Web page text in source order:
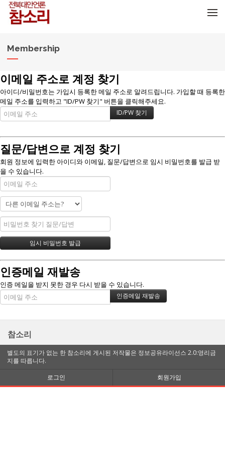
Membership
이메일 주소로 계정 찾기
아이디/비밀번호는 가입시 등록한 메일 주소로 알려드립니다. 가입할 때 등록한
메일 주소를 입력하고 "ID/PW 찾기" 버튼을 클릭해주세요.
질문/답변으로 계정 찾기
회원 정보에 입력한 아이디와 이메일, 질문/답변으로 임시 비밀번호를 발급 받
을 수 있습니다.
인증메일 재발송
인증 메일을 받지 못한 경우 다시 받을 수 있습니다.
참소리
별도의 표기가 없는 한 참소리에 게시된 저작물은 정보공유라이선스 2.0:영리금
지를 따릅니다.
로그인
회원가입